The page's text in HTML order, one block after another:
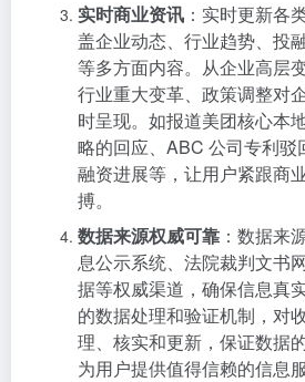
实时商业资讯 ：实时更新各
盖企业动态、行业趋势、投
等多方面内容。从企业高层
行业重大变革、政策调整对
时呈现。如报道美团核心本
略的回应、ABC 公司专利驳
融资进展等，让用户紧跟商
搏。
数据来源权威可靠 ：数据来
息公示系统、法院裁判文书
据等权威渠道，确保信息真
的数据处理和验证机制，对
理、核实和更新，保证数据
为用户提供值得信赖的信息服